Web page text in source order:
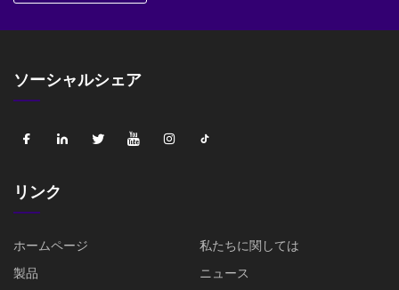
ソーシャルシェア
リンク
ホームページ
私たちに関しては
製品
ニュース